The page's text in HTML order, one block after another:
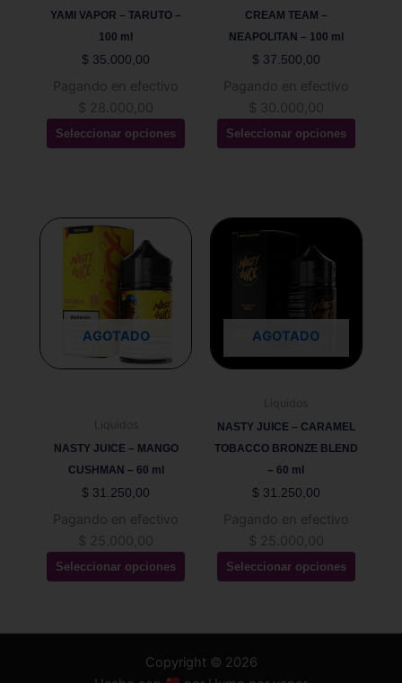
YAMI VAPOR – TARUTO –
100 ml
$ 35.000,00
Pagando en efectivo
$ 28.000,00
Seleccionar opciones
elegir
en
la
de
producto
CREAM TEAM –
NEAPOLITAN – 100 ml
$ 37.500,00
Pagando en efectivo
$ 30.000,00
Seleccionar opciones
elegir
en
la
de
producto
AGOTADO
Liquidos
NASTY JUICE – MANGO
CUSHMAN – 60 ml
$ 31.250,00
Pagando en efectivo
$ 25.000,00
Seleccionar opciones
Este
producto
múltiples
variantes.
Las
opciones
elegir
en
la
página
producto
AGOTADO
Liquidos
NASTY JUICE – CARAMEL
TOBACCO BRONZE BLEND
– 60 ml
$ 31.250,00
Pagando en efectivo
$ 25.000,00
Seleccionar opciones
producto
múltiples
variantes.
Las
opciones
pueden
elegir
en
la
página
producto
Copyright © 2026